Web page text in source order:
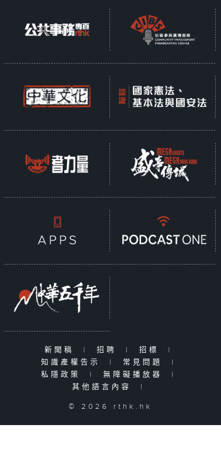
新聞稿 | 招聘 | 招標
|
知識產權告示
| 常見問題
|
私隱政策
| 無障礙播放器
|
其他語言內容
|
© 2026 rthk.hk